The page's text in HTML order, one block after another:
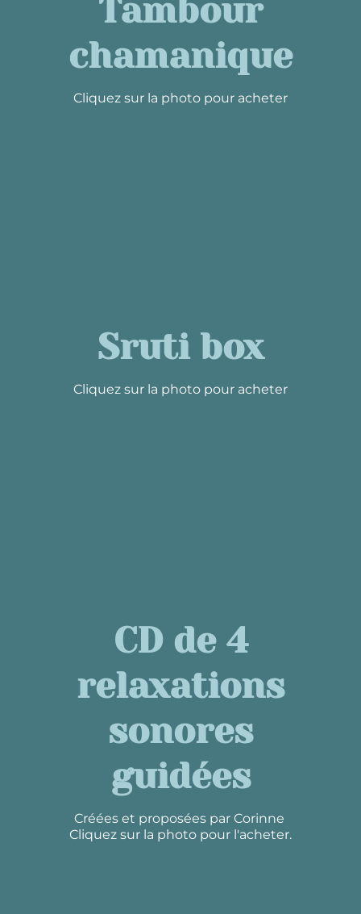
Tambour
chamanique
Cliquez sur la photo pour acheter
Sruti box
Cliquez sur la photo pour acheter
CD de 4
relaxations
sonores
guidées
Créées et proposées par Corinne
Cliquez sur la photo pour l'acheter.